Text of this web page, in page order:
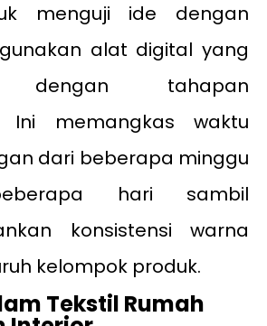
menguji ide dengan
alat digital yang
dengan tahapan
Ini memangkas waktu
dari beberapa minggu
hari sambil
konsistensi warna
kelompok produk.
Tekstil Rumah